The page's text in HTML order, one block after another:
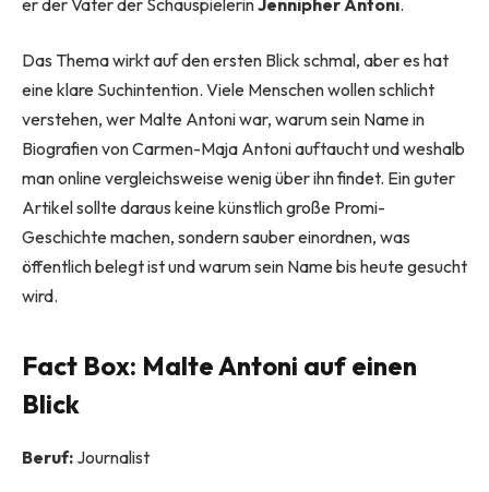
Das Thema wirkt auf den ersten Blick schmal, aber es hat
eine klare Suchintention. Viele Menschen wollen schlicht
verstehen, wer Malte Antoni war, warum sein Name in
Biografien von Carmen-Maja Antoni auftaucht und weshalb
man online vergleichsweise wenig über ihn findet. Ein guter
Artikel sollte daraus keine künstlich große Promi-
Geschichte machen, sondern sauber einordnen, was
öffentlich belegt ist und warum sein Name bis heute gesucht
wird.
Fact Box: Malte Antoni auf einen
Blick
Beruf: Journalist